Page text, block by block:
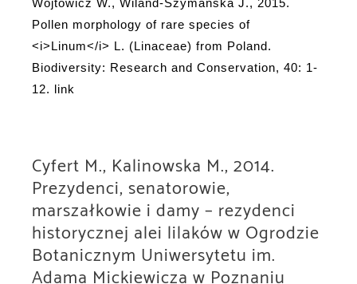
Wójtowicz W., Wiland-Szymańska J., 2015.
Pollen morphology of rare species of
<i>Linum</i> L. (Linaceae) from Poland.
Biodiversity: Research and Conservation, 40: 1-
12. link
Cyfert M., Kalinowska M., 2014.
Prezydenci, senatorowie,
marszałkowie i damy – rezydenci
historycznej alei lilaków w Ogrodzie
Botanicznym Uniwersytetu im.